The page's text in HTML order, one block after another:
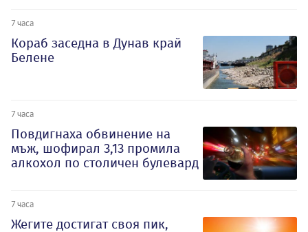
7 часа
Кораб заседна в Дунав край
Белене
7 часа
Повдигнаха обвинение на
мъж, шофирал 3,13 промила
алкохол по столичен булевард
7 часа
Жегите достигат своя пик,